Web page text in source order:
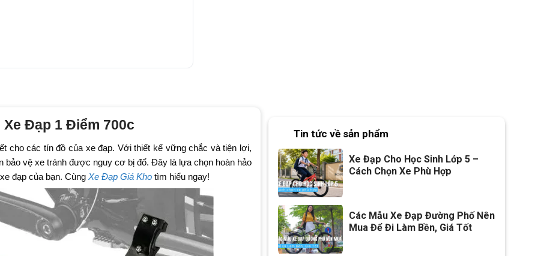
Đạp 1 Điểm 700c
cho các tín đồ của xe đạp. Với thiết kế vững chắc và tiện lợi,
bảo vệ xe tránh được nguy cơ bị đổ. Đây là lựa chọn hoàn hảo
đạp của bạn. Cùng Xe Đạp Giá Kho tìm hiểu ngay!
Tin tức về sản phẩm
Xe Đạp Cho Học Sinh Lớp 5 –
Cách Chọn Xe Phù Hợp
Các Mẫu Xe Đạp Đường Phố Nên
Mua Để Đi Làm Bền, Giá Tốt